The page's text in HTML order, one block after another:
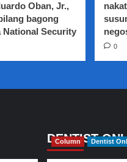
Oban, Jr.,
bagong
National Security
0
DENTIST
Column Dentist